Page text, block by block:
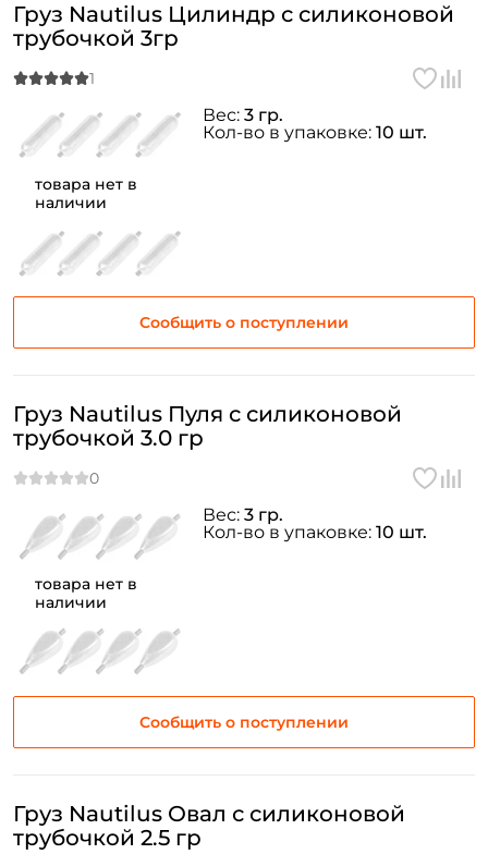
товара нет в
наличии
Груз Nautilus Цилиндр с силиконовой
трубочкой 3гр
Сообщить о поступлении
Вес: 3 гр.
Кол-во в упаковке: 10 шт.
товара нет в
наличии
Груз Nautilus Пуля с силиконовой
трубочкой 3.0 гр
Сообщить о поступлении
Вес: 3 гр.
Кол-во в упаковке: 10 шт.
Груз Nautilus Овал с силиконовой
трубочкой 2.5 гр